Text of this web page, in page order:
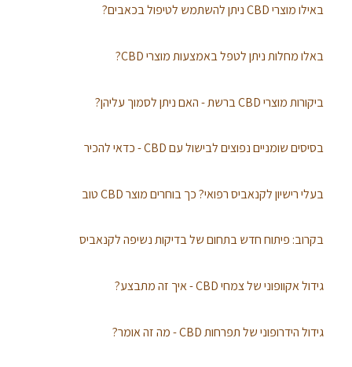
באילו מוצרי CBD ניתן להשתמש לטיפול בכאבים?
באלו מחלות ניתן לטפל באמצעות מוצרי CBD?
ביקורות מוצרי CBD ברשת - האם ניתן לסמוך עליהן?
בסיסים שומניים נפוצים לבישול עם CBD - כדאי להכיר
בעלי רישיון לקנאביס רפואי? כך בוחרים מוצר CBD טוב
בקרוב: פיתוח חדש בתחום של בדיקות נשיפה לקנאביס
גידול אקוופוני של צמחי CBD - איך זה מתבצע?
גידול הידרופוני של תפרחות CBD - מה זה אומר?